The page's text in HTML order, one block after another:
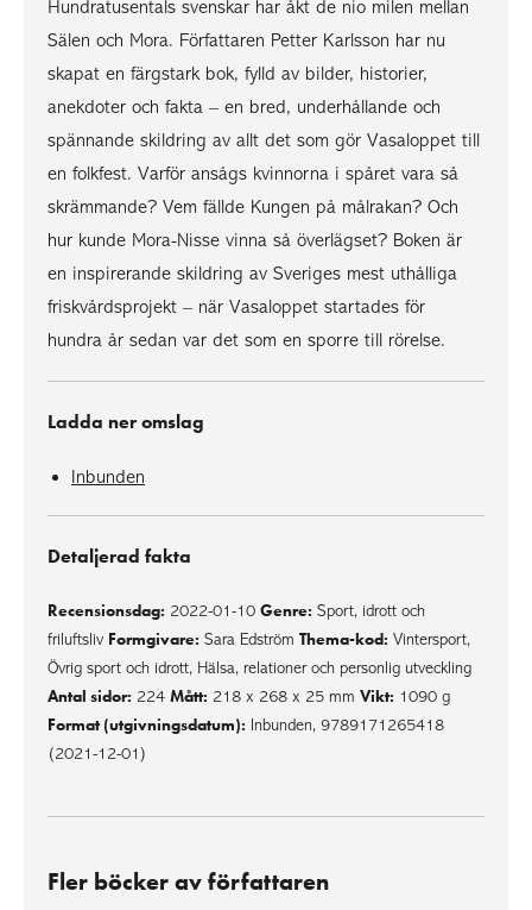
Hundratusentals svenskar har åkt de nio milen mellan
Sälen och Mora. Författaren Petter Karlsson har nu
skapat en färgstark bok, fylld av bilder, historier,
anekdoter och fakta – en bred, underhållande och
spännande skildring av allt det som gör Vasaloppet till
en folkfest. Varför ansågs kvinnorna i spåret vara så
skrämmande? Vem fällde Kungen på målrakan? Och
hur kunde Mora-Nisse vinna så överlägset? Boken är
en inspirerande skildring av Sveriges mest uthålliga
friskvårdsprojekt – när Vasaloppet startades för
hundra år sedan var det som en sporre till rörelse.
Ladda ner omslag
Inbunden
Detaljerad fakta
Recensionsdag: 2022-01-10 Genre: Sport, idrott och
friluftsliv Formgivare: Sara Edström Thema-kod: Vintersport,
Övrig sport och idrott, Hälsa, relationer och personlig utveckling
Antal sidor: 224 Mått: 218 x 268 x 25 mm Vikt: 1090 g
Format (utgivningsdatum): Inbunden, 9789171265418
(2021-12-01)
Fler böcker av författaren